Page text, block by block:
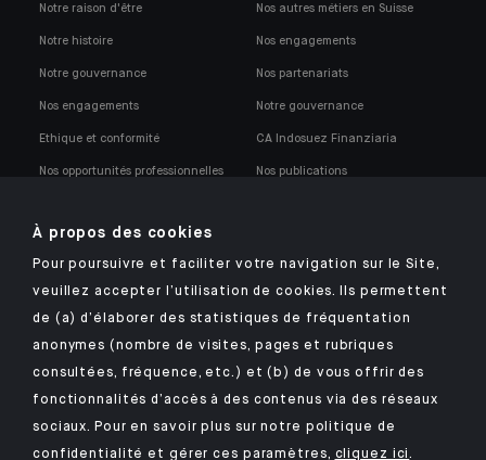
Notre raison d'être
Notre histoire
Notre gouvernance
Nos engagements
Ethique et conformité
Nos opportunités professionnelles
Nos autres métiers en Suisse
Nos engagements
Nos partenariats
Notre gouvernance
CA Indosuez Finanziaria
Nos publications
Retrouvez notre application mobile Indosuez
À propos des cookies
Pour poursuivre et faciliter votre navigation sur le Site,
veuillez accepter l’utilisation de cookies. Ils permettent
de (a) d’élaborer des statistiques de fréquentation
anonymes (nombre de visites, pages et rubriques
consultées, fréquence, etc.) et (b) de vous offrir des
fonctionnalités d’accès à des contenus via des réseaux
sociaux. Pour en savoir plus sur notre politique de
confidentialité et gérer ces paramètres, cliquez ici.